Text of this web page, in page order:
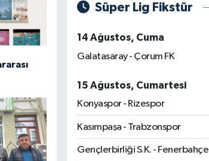
Süper Lig Fikstür
14 Ağustos, Cuma
Galatasaray - Çorum FK
15 Ağustos, Cumartesi
Konyaspor - Rizespor
Kasımpaşa - Trabzonspor
Gençlerbirliği S.K. - Fenerbahçe